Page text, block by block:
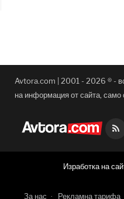
Avtora.com | 2001 - 2026 ® -
на информация от сайта, само
Изработка на
За нас Рекламна тарифа